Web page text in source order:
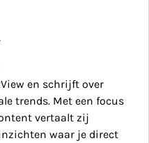
en schrijft over
trends. Met een focus
vertaalt zij
waar je direct